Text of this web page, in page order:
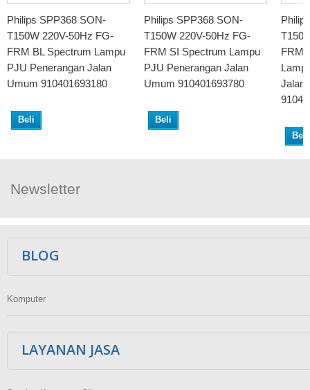
Philips SPP368 SON-
T150W 220V-50Hz FG-
FRM BL Spectrum Lampu
PJU Penerangan Jalan
Umum 910401693180
Beli
Philips SPP368 SON-
T150W 220V-50Hz FG-
FRM SI Spectrum Lampu
PJU Penerangan Jalan
Umum 910401693780
Beli
FRM
Jalan
Beli
Newsletter
BLOG
Komputer
LAYANAN JASA